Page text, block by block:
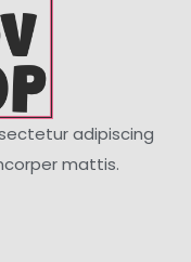
adipiscing
mattis.